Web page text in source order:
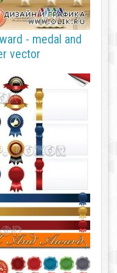
- medal and
vector